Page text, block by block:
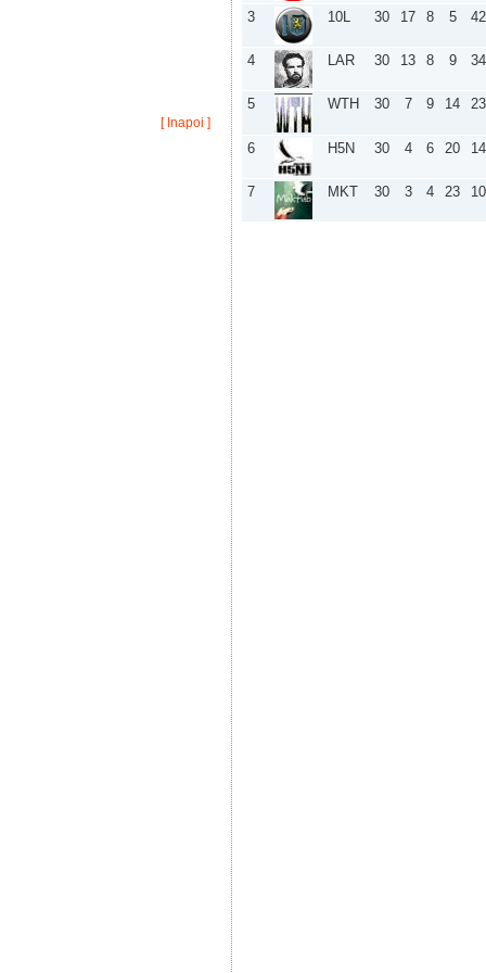
[ Inapoi ]
Liosha :contestatii
Octav :După Alejandro Falla a fost
descoperit un alt tenisist cu potențiali
suporteri în comunitate, pe nume Ivan
Dodig, din Croația.
Zeleni :am vrut sa dau search, sorry :)
Zeleni : slogan logo
alexdelpier :
2013 a fost cea mai frumoasa din toata
istoria campionatelor
3 10L 30 17 8 5 42
4 LAR 30 13 8 9 34
5 WTH 30 7 9 14 23
6 H5N 30 4 6 20 14
7 MKT 30 3 4 23 10